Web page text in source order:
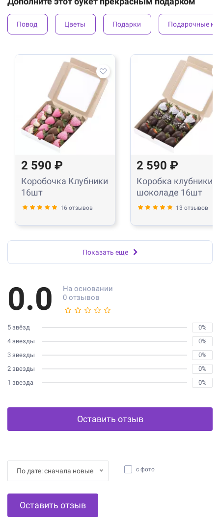
Повод Цветы Подарки Подарочные
2 590 ₽
Коробочка Клубники
16шт
16 отзывов
2 590 ₽
Коробка клубники в
шоколаде 16шт
13 отзывов
Показать еще
0.0
На основании
0 отзывов
5 звёзд
0%
4 звезды
0%
3 звезды
0%
2 звезды
0%
1 звезда
0%
Оставить отзыв
По дате: сначала новые с фото
Оставить отзыв